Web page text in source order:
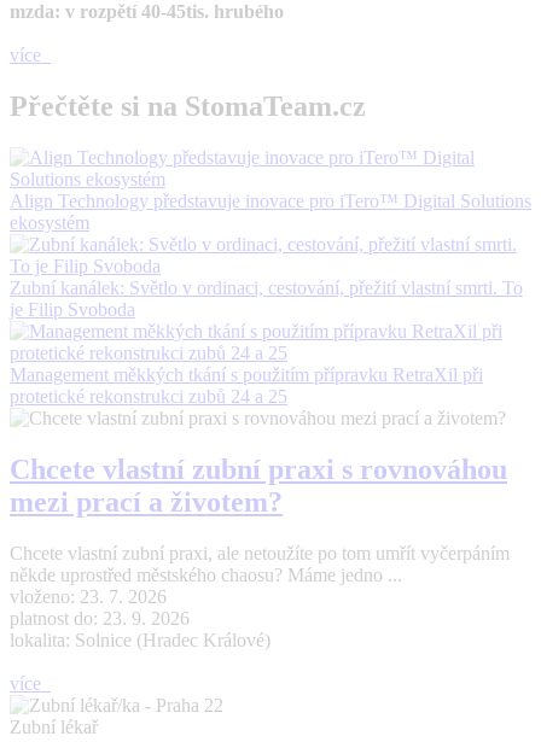
mzda: v rozpětí 40-45tis. hrubého
více
Přečtěte si na StomaTeam.cz
Align Technology představuje inovace pro iTero™ Digital Solutions
ekosystém
Zubní kanálek: Světlo v ordinaci, cestování, přežití vlastní smrti. To
je Filip Svoboda
Management měkkých tkání s použitím přípravku RetraXil při
protetické rekonstrukci zubů 24 a 25
Chcete vlastní zubní praxi s rovnováhou
mezi prací a životem?
Chcete vlastní zubní praxi, ale netoužíte po tom umřít vyčerpáním
někde uprostřed městského chaosu? Máme jedno ...
vloženo: 23. 7. 2026
platnost do: 23. 9. 2026
lokalita: Solnice (Hradec Králové)
více
Zubní lékař